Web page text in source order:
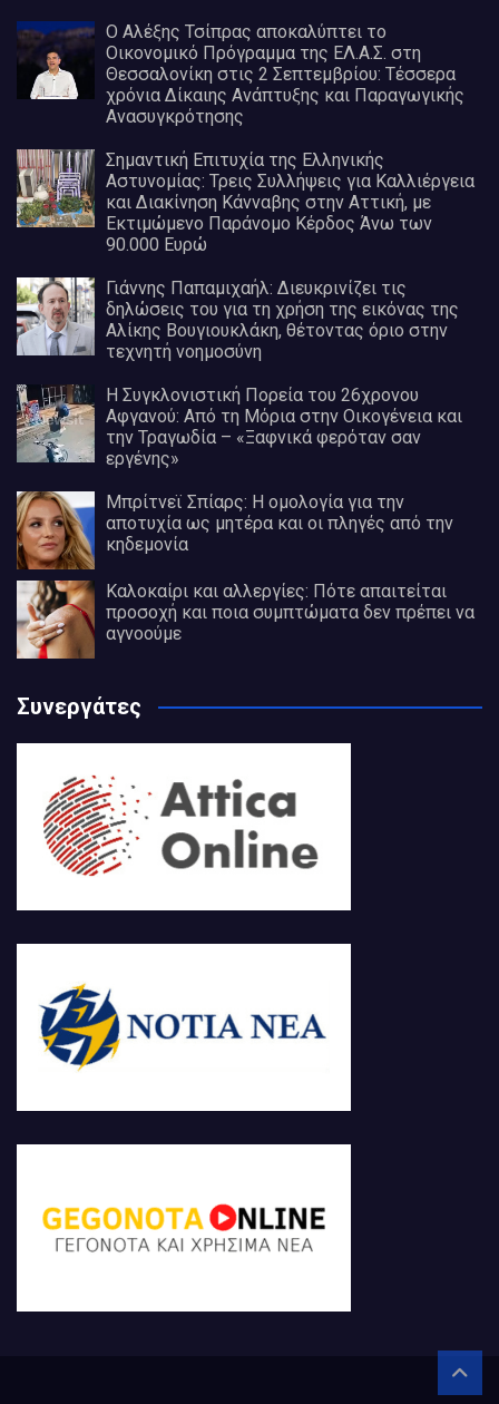
Ο Αλέξης Τσίπρας αποκαλύπτει το
Οικονομικό Πρόγραμμα της ΕΛ.Α.Σ. στη
Θεσσαλονίκη στις 2 Σεπτεμβρίου: Τέσσερα
χρόνια Δίκαιης Ανάπτυξης και Παραγωγικής
Ανασυγκρότησης
Σημαντική Επιτυχία της Ελληνικής
Αστυνομίας: Τρεις Συλλήψεις για Καλλιέργεια
και Διακίνηση Κάνναβης στην Αττική, με
Εκτιμώμενο Παράνομο Κέρδος Άνω των
90.000 Ευρώ
Γιάννης Παπαμιχαήλ: Διευκρινίζει τις
δηλώσεις του για τη χρήση της εικόνας της
Αλίκης Βουγιουκλάκη, θέτοντας όριο στην
τεχνητή νοημοσύνη
Η Συγκλονιστική Πορεία του 26χρονου
Αφγανού: Από τη Μόρια στην Οικογένεια και
την Τραγωδία – «Ξαφνικά φερόταν σαν
εργένης»
Μπρίτνεϊ Σπίαρς: Η ομολογία για την
αποτυχία ως μητέρα και οι πληγές από την
κηδεμονία
Καλοκαίρι και αλλεργίες: Πότε απαιτείται
προσοχή και ποια συμπτώματα δεν πρέπει να
αγνοούμε
Συνεργάτες